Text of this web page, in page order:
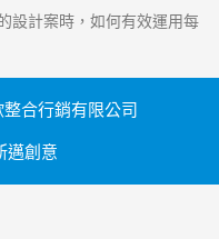
設計案時，如何有效運用每
整合行銷有限公司
邁創意